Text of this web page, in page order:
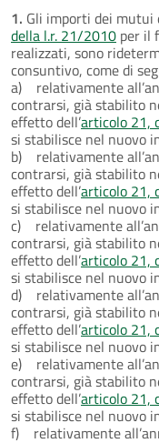
1. Gli importi dei mutui
della l.r. 21/2010 per il
realizzati, sono
consuntivo, come di
a) relativamente
contrarsi, già stabilito
effetto dell’articolo 21,
si stabilisce nel nuovo
b) relativamente
contrarsi, già stabilito
effetto dell’articolo 21,
si stabilisce nel nuovo
c) relativamente
contrarsi, già stabilito
effetto dell’articolo 21,
si stabilisce nel nuovo
d) relativamente
contrarsi, già stabilito
effetto dell’articolo 21,
si stabilisce nel nuovo
e) relativamente
contrarsi, già stabilito
effetto dell’articolo 21,
si stabilisce nel nuovo
f) relativamente